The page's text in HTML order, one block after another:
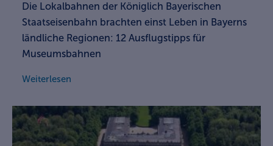
Die Lokalbahnen der Königlich Bayerischen
Staatseisenbahn brachten einst Leben in Bayerns
ländliche Regionen: 12 Ausflugstipps für
Museumsbahnen
Weiterlesen